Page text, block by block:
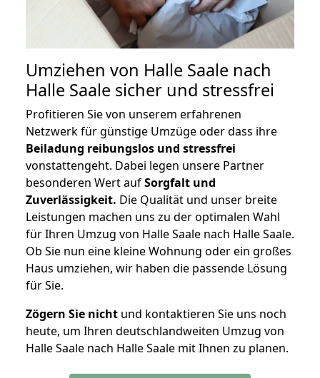
Umziehen von Halle Saale nach
Halle Saale sicher und stressfrei
Profitieren Sie von unserem erfahrenen
Netzwerk für günstige Umzüge oder dass ihre
Beiladung reibungslos und stressfrei
vonstattengeht. Dabei legen unsere Partner
besonderen Wert aufSorgfalt und
Zuverlässigkeit. Die Qualität und unser breite
Leistungen machen uns zu der optimalen Wahl
für Ihren Umzug von Halle Saale nach Halle Saale.
Ob Sie nun eine kleine Wohnung oder ein großes
Haus umziehen, wir haben die passende Lösung
für Sie.
Zögern Sie nicht und kontaktieren Sie uns noch
heute, um Ihren deutschlandweiten Umzug von
Halle Saale nach Halle Saale mit Ihnen zu planen.